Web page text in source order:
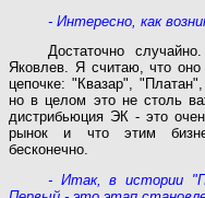
- Интересно, как
Достаточно
Яковлев. Я считаю, что
цепочке: "Квазар",
но в целом это не столь
дистрибьюция ЭК - это
рынок и что этим
бесконечно.
- Итак, в истории